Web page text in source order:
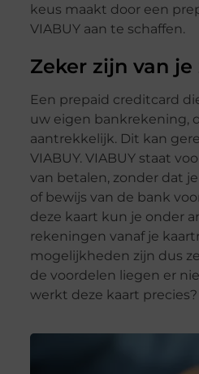
keus maakt door een
VIABUY aan te schaffen.
Zeker zijn van je
Een prepaid creditcard
uw eigen bankrekening,
aantrekkelijk. Dit kan
VIABUY. VIABUY staat
van betalen, zonder dat
of bewijs van de bank
deze kaart kun je onder
rekeningen vanaf je
mogelijkheden zijn dus
de voordelen liegen er
werkt deze kaart precies?